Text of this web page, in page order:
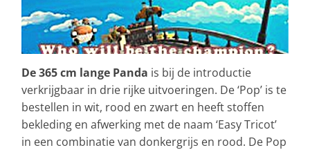
De 365 cm lange Panda is bij de introductie
verkrijgbaar in drie rijke uitvoeringen. De ‘Pop’ is te
bestellen in wit, rood en zwart en heeft stoffen
bekleding en afwerking met de naam ‘Easy Tricot’
in een combinatie van donkergrijs en rood. De Pop